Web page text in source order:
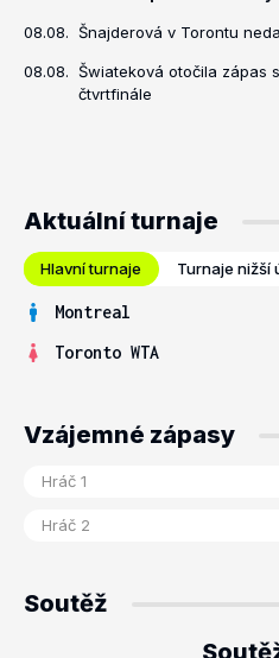
08.08. Šnajderová v Torontu
08.08. Šwiateková otočila zápas
čtvrtfinále
Aktuální turnaje
Hlavní turnaje Turnaje nižší
Montreal
Toronto WTA
Vzájemné zápasy
Soutěž